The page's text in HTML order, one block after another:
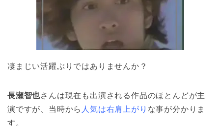
凄まじい活躍ぶりではありませんか？
長瀬智也さんは現在も出演される作品のほとんどが主
演ですが、当時から 人気は右肩上がり な事が分かりま
す。